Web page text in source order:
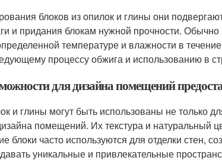
блоков из опилок и глины они
и придания блокам нужной прочности.
температуре и влажности в
процессу обжига и использованию в
для дизайна помещений
и глины могут быть использованы не только
помещений. Их текстура и натуральный
блоки часто используются для отделки стен,
уникальные и привлекательные